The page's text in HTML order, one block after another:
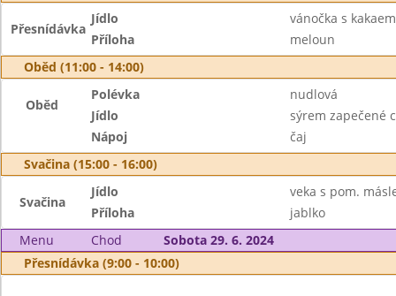
Přesnídávka
Jídlo
vánočka s kakaem
Příloha
meloun
Oběd (11:00 - 14:00)
Oběd
Polévka
nudlová
Jídlo
sýrem zapečené
Nápoj
čaj
Svačina (15:00 - 16:00)
Svačina
Jídlo
veka s pom.
Příloha
jablko
Menu
Chod
Sobota 29. 6. 2024
Přesnídávka (9:00 - 10:00)